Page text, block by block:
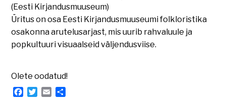
(Eesti Kirjandusmuuseum)
Üritus on osa Eesti Kirjandusmuuseumi folkloristika
osakonna arutelusarjast, mis uurib rahvaluule ja
popkultuuri visuaalseid väljendusviise.
Olete oodatud!
Facebook
Twitter
Email